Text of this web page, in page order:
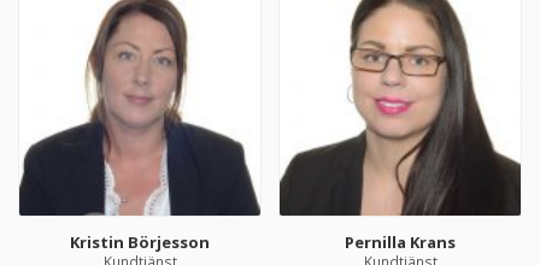
Kristin Börjesson Pernilla Krans